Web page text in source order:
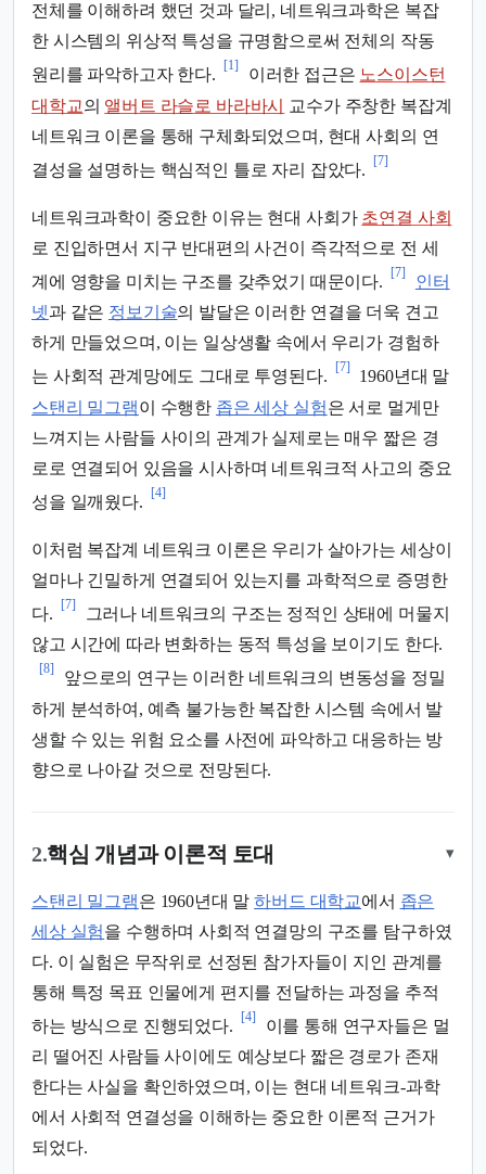
전체를 이해하려 했던 것과 달리, 네트워크과학은 복잡
한 시스템의 위상적 특성을 규명함으로써 전체의 작동
원리를 파악하고자 한다.
[1]
이러한 접근은 노스이스턴
대학교의 앨버트 라슬로 바라바시
교수가 주창한 복잡계
네트워크 이론을 통해 구체화되었으며, 현대 사회의 연
결성을 설명하는 핵심적인 틀로 자리 잡았다.
[7]
네트워크과학이 중요한 이유는 현대 사회가 초연결 사회
로 진입하면서 지구 반대편의 사건이 즉각적으로 전 세
계에 영향을 미치는 구조를 갖추었기 때문이다.
[7]
인터
넷과 같은 정보기술의 발달은 이러한 연결을 더욱 견고
하게 만들었으며, 이는 일상생활 속에서 우리가 경험하
는 사회적 관계망에도 그대로 투영된다.
[7]
1960년대 말
스탠리 밀그램이 수행한 좁은 세상 실험은 서로 멀게만
느껴지는 사람들 사이의 관계가 실제로는 매우 짧은 경
로로 연결되어 있음을 시사하며 네트워크적 사고의 중요
성을 일깨웠다.
[4]
이처럼 복잡계 네트워크 이론은 우리가 살아가는 세상이
얼마나 긴밀하게 연결되어 있는지를 과학적으로 증명한
다.
[7]
그러나 네트워크의 구조는 정적인 상태에 머물지
않고 시간에 따라 변화하는 동적 특성을 보이기도 한다.
[8]
앞으로의 연구는 이러한 네트워크의 변동성을 정밀
하게 분석하여, 예측 불가능한 복잡한 시스템 속에서 발
생할 수 있는 위험 요소를 사전에 파악하고 대응하는 방
향으로 나아갈 것으로 전망된다.
2.핵심 개념과 이론적 토대 ▾
스탠리 밀그램은 1960년대 말하버드 대학교에서 좁은
세상 실험을 수행하며 사회적 연결망의 구조를 탐구하였
다. 이 실험은 무작위로 선정된 참가자들이 지인 관계를
통해 특정 목표 인물에게 편지를 전달하는 과정을 추적
하는 방식으로 진행되었다.
[4]
이를 통해 연구자들은 멀
리 떨어진 사람들 사이에도 예상보다 짧은 경로가 존재
한다는 사실을 확인하였으며, 이는 현대 네트워크-과학
에서 사회적 연결성을 이해하는 중요한 이론적 근거가
되었다.